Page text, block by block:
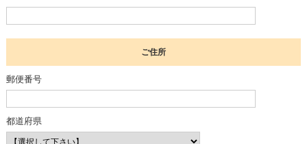
ご住所
郵便番号
都道府県